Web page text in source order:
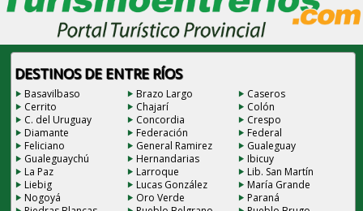
DESTINOS DE ENTRE RÍOS
Basavilbaso Brazo Largo
Caseros
Cerrito
Chajarí
Colón
C. del Uruguay
Concordia
Crespo
Diamante
Federación
Federal
Feliciano
General Ramirez
Gualeguay
Gualeguaychú
Hernandarias
Ibicuy
La Paz
Larroque
Lib. San Martín
Liebig
Lucas González
María Grande
Nogoyá
Oro Verde
Paraná